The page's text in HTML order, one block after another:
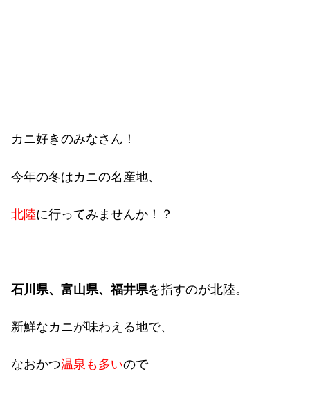
カニ好きのみなさん！
今年の冬はカニの名産地、
北陸に行ってみませんか！？
石川県、富山県、福井県を指すのが北陸。
新鮮なカニが味わえる地で、
なおかつ温泉も多いので